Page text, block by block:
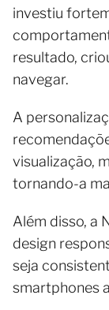
investiu
resultado,
navegar.
A
visualização,
tornando-a
Além disso, a
design
seja
smartphones